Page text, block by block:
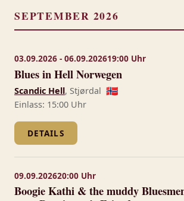
SEPTEMBER 2026
03.09.2026 - 06.09.202619:00 Uhr
Blues in Hell Norwegen
Scandic Hell, Stjørdal 🇳🇴
Einlass: 15:00 Uhr
DETAILS
09.09.202620:00 Uhr
Boogie Kathi & the muddy